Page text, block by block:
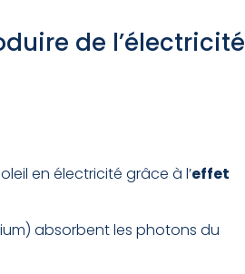
de l’électricité
en électricité grâce à l’effet
absorbent les photons du